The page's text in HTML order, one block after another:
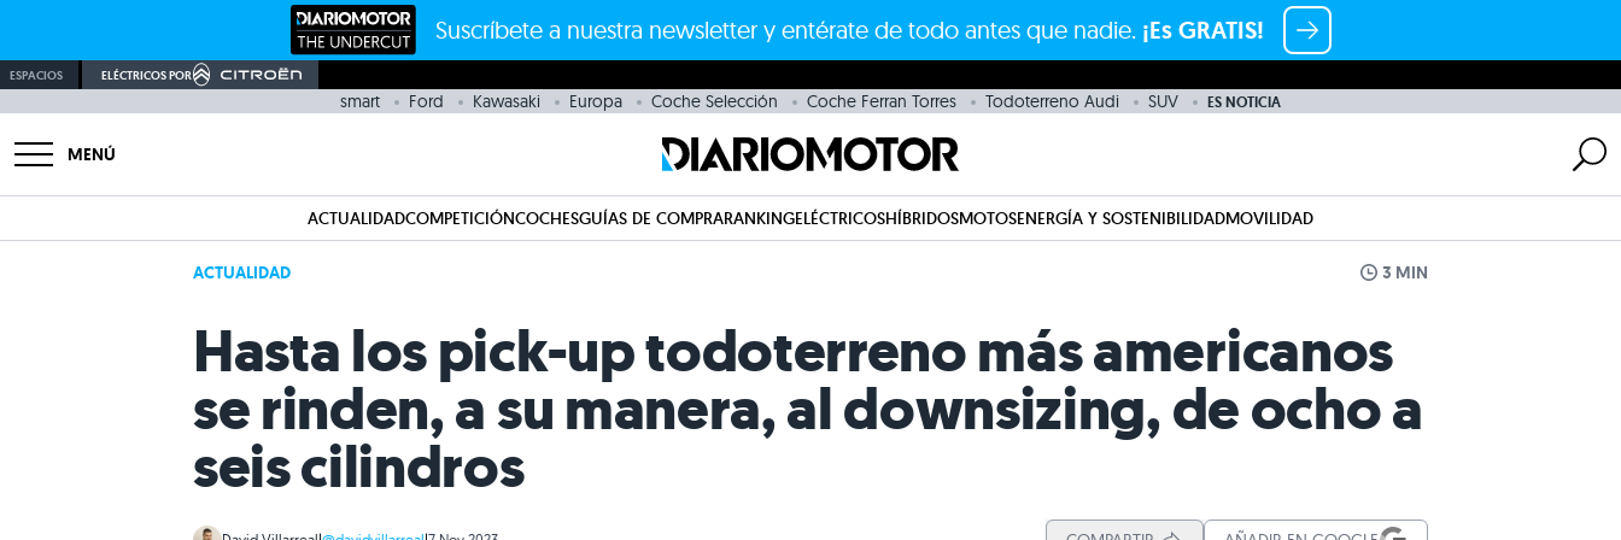
Suscríbete a nuestra newsletter y entérate de todo antes que nadie. ¡Es GRATIS!
ESPACIOS ELÉCTRICOS POR
smart Ford Kawasaki Europa Coche Selección Coche Ferran Torres Todoterreno Audi SUV ES NOTICIA
MENÚ
ACTUALIDADCOMPETICIÓNCOCHESGUÍAS DE COMPRARANKINGELÉCTRICOSHÍBRIDOSMOTOSENERGÍA Y SOSTENIBILIDADMOVILIDAD
ACTUALIDAD 3 MIN
Hasta los pick-up todoterreno más americanos
se rinden, a su manera, al downsizing, de ocho a
seis cilindros